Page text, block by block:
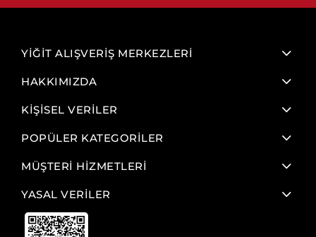
YİĞİT ALIŞVERİŞ MERKEZLERİ
HAKKIMIZDA
KİŞİSEL VERİLER
POPÜLER KATEGORİLER
MÜŞTERİ HİZMETLERİ
YASAL VERİLER